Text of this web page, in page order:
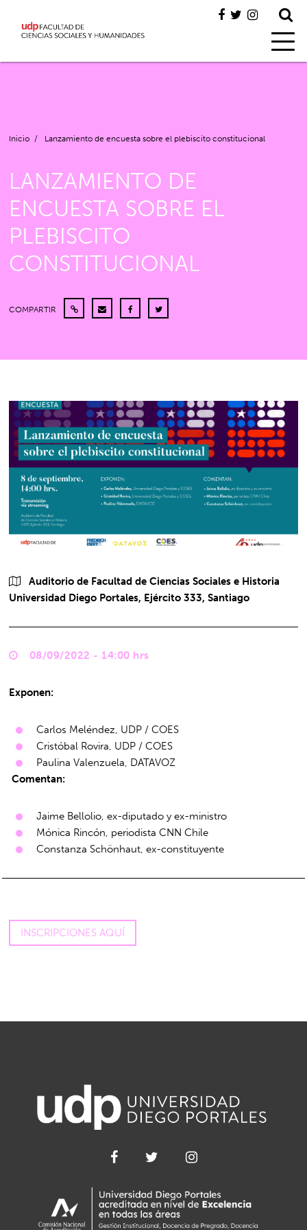
Inicio / Lanzamiento de encuesta sobre el plebiscito constitucional
LANZAMIENTO DE
ENCUESTA SOBRE EL
PLEBISCITO
CONSTITUCIONAL
COMPARTIR
Auditorio de Facultad de Ciencias Sociales e Historia
Universidad Diego Portales, Ejército 333, Santiago
08/09/2022 - 14:00 hrs
Exponen:
Carlos Meléndez, UDP / COES
Cristóbal Rovira, UDP / COES
Paulina Valenzuela, DATAVOZ
Comentan:
Jaime Bellolio, ex-diputado y ex-ministro
Mónica Rincón, periodista CNN Chile
Constanza Schönhaut, ex-constituyente
INSCRIPCIONES AQUÍ